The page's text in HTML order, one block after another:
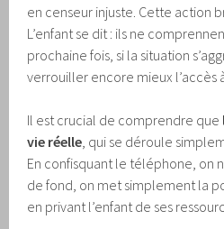
en censeur injuste. Cette action
L’enfant se dit : ils ne
prochaine fois, si la situation
verrouiller encore mieux l’accès
Il est crucial de comprendre que
vie réelle , qui se déroule
En confisquant le téléphone, on
de fond, on met simplement la
en privant l’enfant de ses